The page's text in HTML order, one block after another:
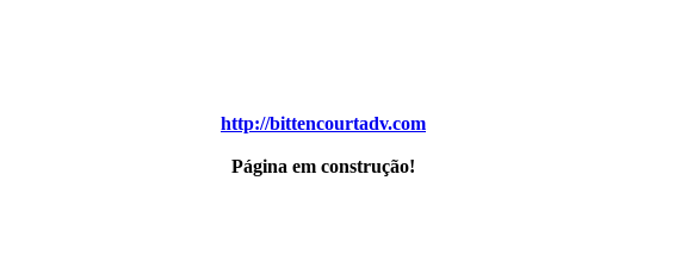
http://bittencourtadv.com
Página em construção!